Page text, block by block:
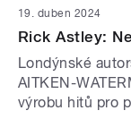
19. duben 2024
Rick Astley:
Londýnské
AITKEN-
výrobu hitů pro